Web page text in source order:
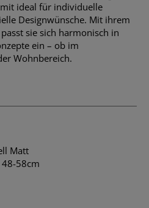
ideal für individuelle
Designwünsche. Mit ihrem
sie sich harmonisch in
ein – ob im
Wohnbereich.
Matt
48-58cm